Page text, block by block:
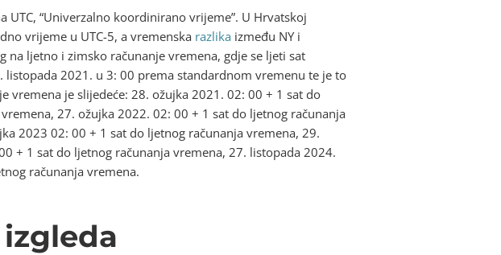
“Univerzalno koordinirano vrijeme”. U Hrvatskoj
vrijeme u UTC-5, a vremenska razlika između NY i
ljetno i zimsko računanje vremena, gdje se ljeti sat
2021. u 3: 00 prema standardnom vremenu te je to
vremena je slijedeće: 28. ožujka 2021. 02: 00 + 1 sat do
27. ožujka 2022. 02: 00 + 1 sat do ljetnog računanja
2023 02: 00 + 1 sat do ljetnog računanja vremena, 29.
+ 1 sat do ljetnog računanja vremena, 27. listopada 2024.
računanja vremena.